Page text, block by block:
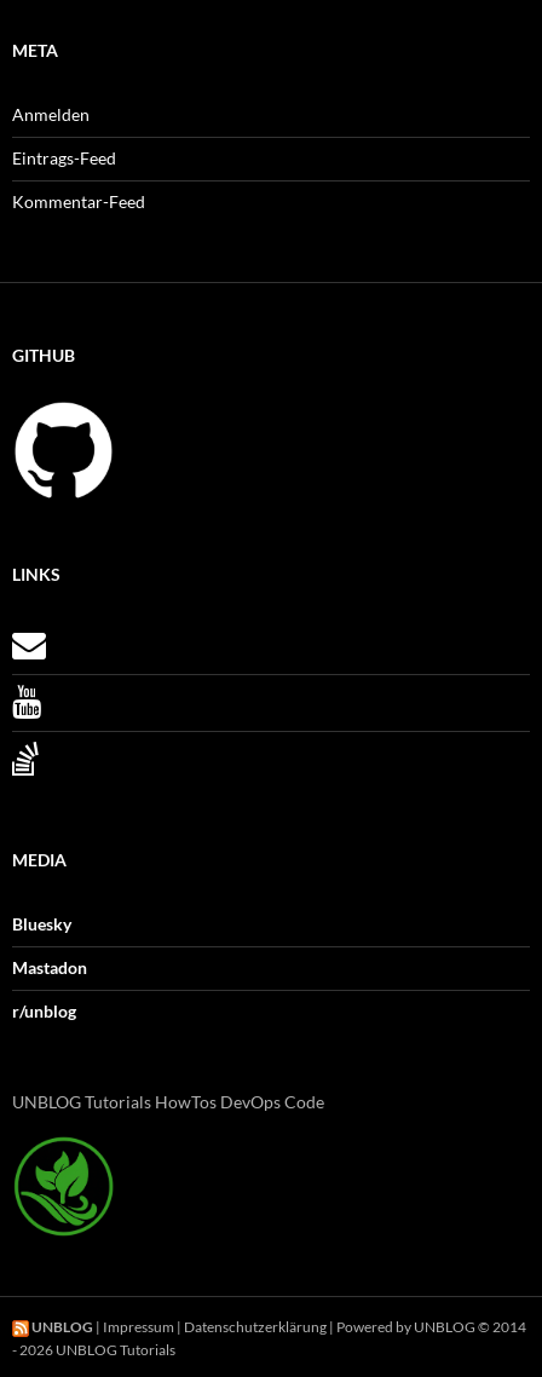
META
Anmelden
Eintrags-Feed
Kommentar-Feed
GITHUB
LINKS
MEDIA
Bluesky
Mastadon
r/unblog
UNBLOG Tutorials HowTos DevOps Code
UNBLOG | Impressum | Datenschutzerklärung | Powered by UNBLOG © 2014
- 2026 UNBLOG Tutorials